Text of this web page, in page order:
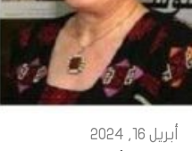
أبريل 16, 2024